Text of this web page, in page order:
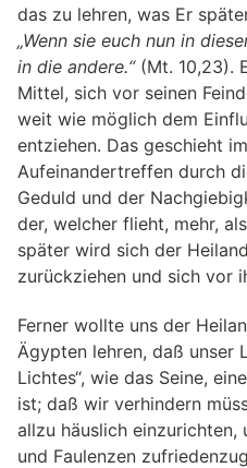
das zu lehren, was Er
„Wenn sie euch nun in
in die andere.“(Mt. 10,23).
Mittel, sich vor seinen
weit wie möglich dem
entziehen. Das geschieht
Aufeinandertreffen durch
Geduld und der
der, welcher flieht, mehr,
später wird sich der
zurückziehen und sich vor
Ferner wollte uns der
Ägypten lehren, daß unser
Lichtes“, wie das Seine,
ist; daß wir verhindern
allzu häuslich einzurichten,
und Faulenzen